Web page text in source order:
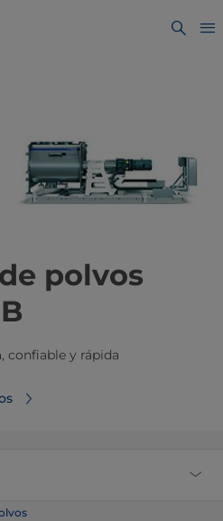
polvos
B
confiable y rápida